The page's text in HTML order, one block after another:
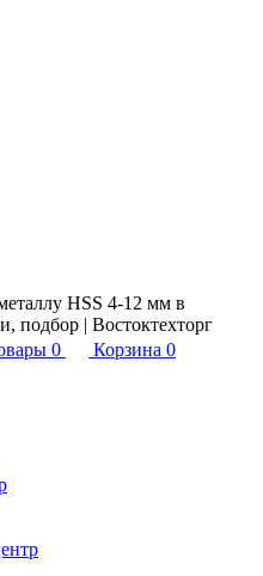
HSS 4-12 мм в
подбор | Востоктехторг
0 Корзина 0